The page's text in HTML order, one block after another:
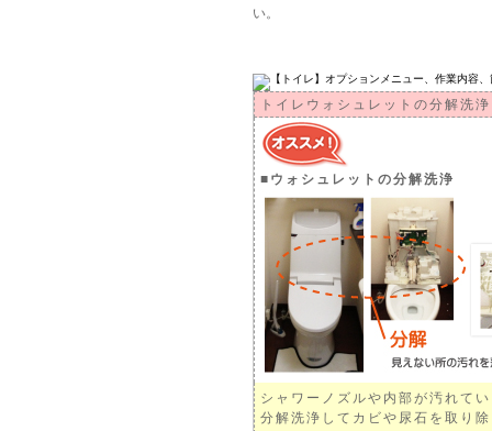
い。
トイレウォシュレットの分解洗
■ウォシュレットの分解洗浄
シャワーノズルや内部が汚れて
分解洗浄してカビや尿石を取り